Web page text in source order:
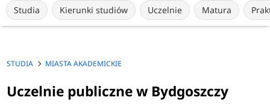
Studia Kierunki studiów Uczelnie Matura
STUDIA MIASTA AKADEMICKIE
Uczelnie publiczne w Bydgoszczy